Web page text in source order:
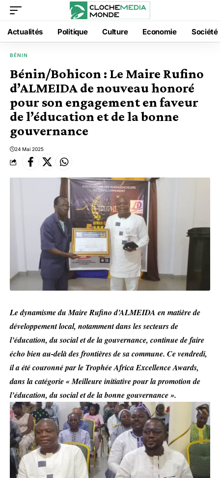
Actualités Politique Culture Economie Société
BÉNIN
Bénin/Bohicon : Le Maire Rufino
d’ALMEIDA de nouveau honoré
pour son engagement en faveur
de l’éducation et de la bonne
gouvernance
24 Mai 2025
Le dynamisme du Maire Rufino d’ALMEIDA en matière de
développement local, notamment dans les secteurs de
l’éducation, du social et de la gouvernance, continue de faire
écho bien au-delà des frontières de sa commune. Ce vendredi,
il a été couronné par le Trophée Africa Excellence Awards,
dans la catégorie « Meilleure initiative pour la promotion de
l’éducation, du social et de la bonne gouvernance ».